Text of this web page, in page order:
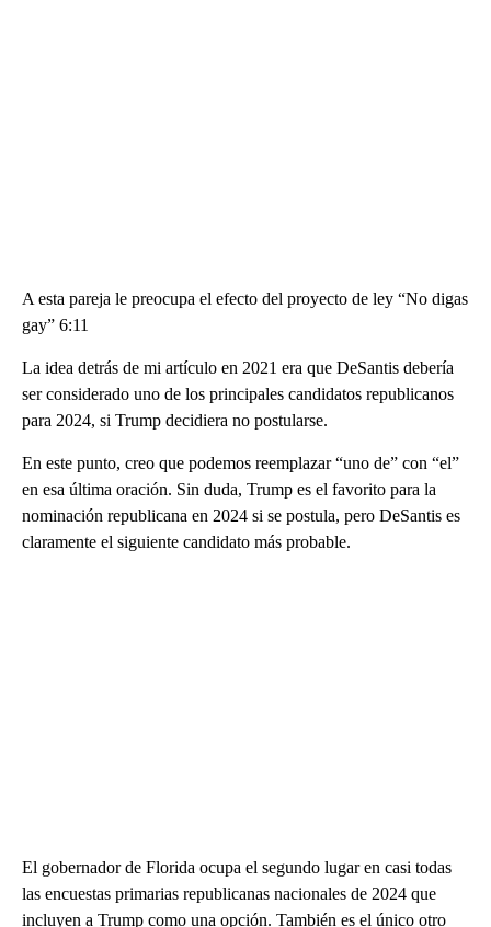
A esta pareja le preocupa el efecto del proyecto de ley “No digas
gay” 6:11
La idea detrás de mi artículo en 2021 era que DeSantis debería
ser considerado uno de los principales candidatos republicanos
para 2024, si Trump decidiera no postularse.
En este punto, creo que podemos reemplazar “uno de” con “el”
en esa última oración. Sin duda, Trump es el favorito para la
nominación republicana en 2024 si se postula, pero DeSantis es
claramente el siguiente candidato más probable.
El gobernador de Florida ocupa el segundo lugar en casi todas
las encuestas primarias republicanas nacionales de 2024 que
incluyen a Trump como una opción. También es el único otro